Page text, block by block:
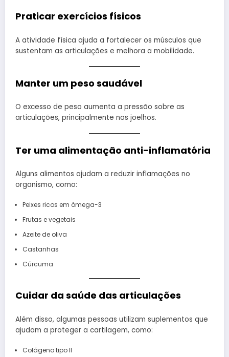
Praticar exercícios físicos
A atividade física ajuda a fortalecer os músculos que
sustentam as articulações e melhora a mobilidade.
Manter um peso saudável
O excesso de peso aumenta a pressão sobre as
articulações, principalmente nos joelhos.
Ter uma alimentação anti-inflamatória
Alguns alimentos ajudam a reduzir inflamações no
organismo, como:
Peixes ricos em ômega-3
Frutas e vegetais
Azeite de oliva
Castanhas
Cúrcuma
Cuidar da saúde das articulações
Além disso, algumas pessoas utilizam suplementos que
ajudam a proteger a cartilagem, como:
Colágeno tipo II